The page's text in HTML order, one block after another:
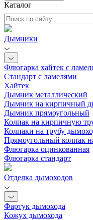
Каталог
Дымники
Флюгарка хайтек с
Стандарт с ламелями
Хайтек
Дымник металлический
Дымник на кирпичный
Дымник прямоугольный
Колпак на кирпичную
Колпаки на трубу
Прямоугольный колпак
Флюгарка оцинкованная
Флюгарка стандарт
Отделка дымоходов
Фартук дымохода
Кожух дымохода